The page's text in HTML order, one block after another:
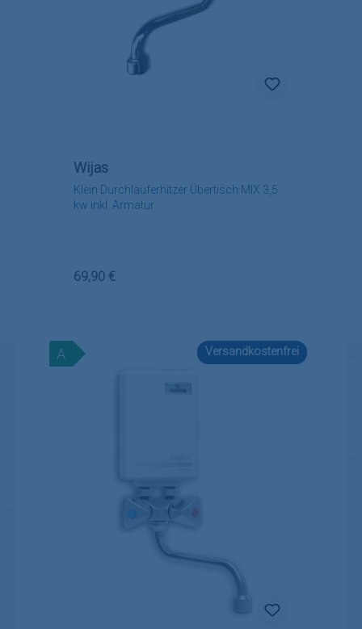
Klein Durchlauferhitzer Übertisch MIX 3,5
kw inkl. Armatur
Wijas
Regulärer Preis:
69,90 €
Versandkostenfrei
A